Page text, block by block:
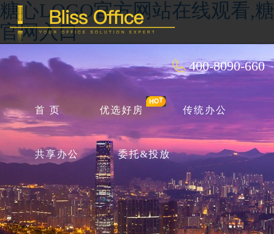
糖心LOGO官方网站在线观看,
官网入口
400-8090-660
首 页 优选好房 传统办公
共享办公 委托&投放